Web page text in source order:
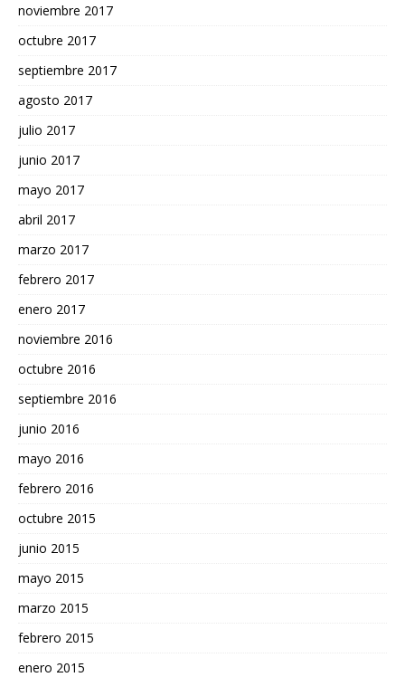
noviembre 2017
octubre 2017
septiembre 2017
agosto 2017
julio 2017
junio 2017
mayo 2017
abril 2017
marzo 2017
febrero 2017
enero 2017
noviembre 2016
octubre 2016
septiembre 2016
junio 2016
mayo 2016
febrero 2016
octubre 2015
junio 2015
mayo 2015
marzo 2015
febrero 2015
enero 2015